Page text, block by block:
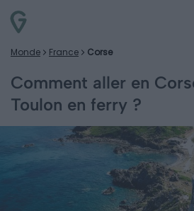
Monde France Corse
Comment aller en
Toulon en ferry ?